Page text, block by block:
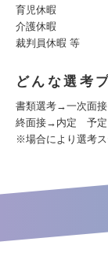
育児休暇
介護休暇
裁判員休暇 等
どんな選考
書類選考→一次面
終面接→内定 予定
※場合により選考